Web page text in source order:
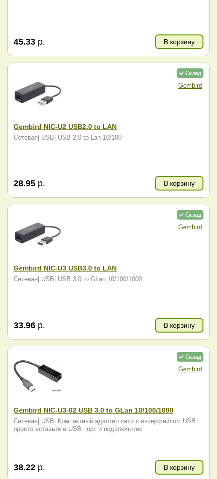
45.33 р. В корзину
Gembird
Gembird NIC-U2 USB2.0 to LAN
Сетевая| USB| USB 2.0 to Lan 10/100
28.95 р. В корзину
Gembird
Gembird NIC-U3 USB3.0 to LAN
Сетевая| USB| USB 3.0 to GLan 10/100/1000
33.96 р. В корзину
Gembird
Gembird NIC-U3-02 USB 3.0 to GLan 10/100/1000
Сетевая| USB| Компактный адаптер сети с интерфейсом USB:
просто вставьте в USB порт и подключитес
38.22 р. В корзину